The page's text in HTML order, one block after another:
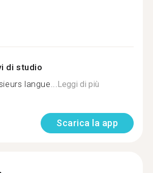
di studio
langue...Leggi di più
Scarica la app